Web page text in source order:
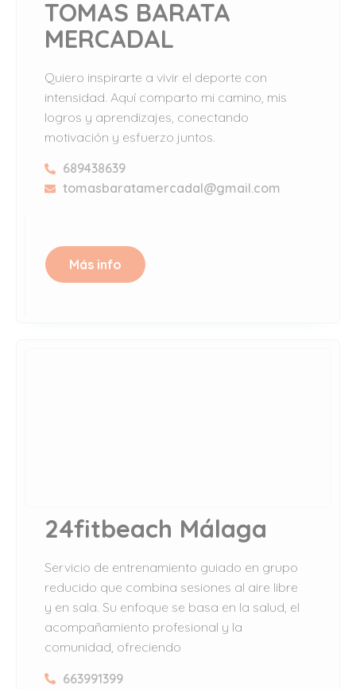
TOMAS BARATA
MERCADAL
Quiero inspirarte a vivir el deporte con
intensidad. Aquí comparto mi camino, mis
logros y aprendizajes, conectando
motivación y esfuerzo juntos.
689438639
tomasbaratamercadal@gmail.com
Más info
24fitbeach Málaga
Servicio de entrenamiento guiado en grupo
reducido que combina sesiones al aire libre
y en sala. Su enfoque se basa en la salud, el
acompañamiento profesional y la
comunidad, ofreciendo
663991399